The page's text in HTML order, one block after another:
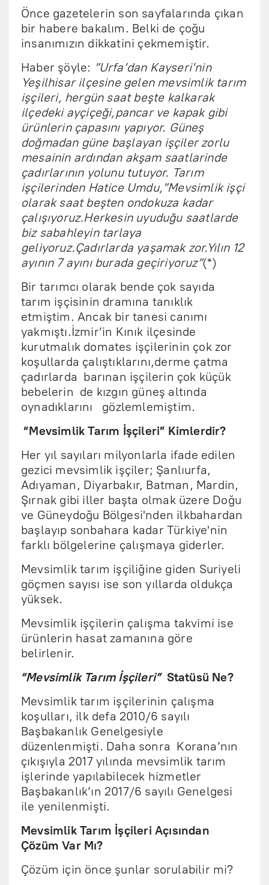
Önce gazetelerin son sayfalarında çıkan
bir habere bakalım. Belki de çoğu
insanımızın dikkatini çekmemiştir.
Haber şöyle: ”Urfa’dan Kayseri’nin
Yeşilhisar ilçesine gelen mevsimlik tarım
işçileri, hergün saat beşte kalkarak
ilçedeki ayçiçeği,pancar ve kapak gibi
ürünlerin çapasını yapıyor. Güneş
doğmadan güne başlayan işçiler zorlu
mesainin ardından akşam saatlarinde
çadırlarının yolunu tutuyor. Tarım
işçilerinden Hatice Umdu,”Mevsimlik işçi
olarak saat beşten ondokuza kadar
çalışıyoruz.Herkesin uyuduğu saatlarde
biz sabahleyin tarlaya
geliyoruz.Çadırlarda yaşamak zor.Yılın 12
ayının 7 ayını burada geçiriyoruz”(*)
Bir tarımcı olarak bende çok sayıda
tarım işçisinin dramına tanıklık
etmiştim. Ancak bir tanesi canımı
yakmıştı.İzmir’in Kınık ilçesinde
kurutmalık domates işçilerinin çok zor
koşullarda çalıştıklarını,derme çatma
çadırlarda barınan işçilerin çok küçük
bebelerin de kızgın güneş altında
oynadıklarını gözlemlemiştim.
“Mevsimlik Tarım İşçileri” Kimlerdir?
Her yıl sayıları milyonlarla ifade edilen
gezici mevsimlik işçiler; Şanlıurfa,
Adıyaman, Diyarbakır, Batman, Mardin,
Şırnak gibi iller başta olmak üzere Doğu
ve Güneydoğu Bölgesi'nden ilkbahardan
başlayıp sonbahara kadar Türkiye'nin
farklı bölgelerine çalışmaya giderler.
Mevsimlik tarım işçiliğine giden Suriyeli
göçmen sayısı ise son yıllarda oldukça
yüksek.
Mevsimlik işçilerin çalışma takvimi ise
ürünlerin hasat zamanına göre
belirlenir.
“Mevsimlik Tarım İşçileri”Statüsü Ne?
Mevsimlik tarım işçilerinin çalışma
koşulları, ilk defa 2010/6 sayılı
Başbakanlık Genelgesiyle
düzenlenmişti. Daha sonra Korana’nın
çıkışıyla 2017 yılında mevsimlik tarım
işlerinde yapılabilecek hizmetler
Başbakanlık’ın 2017/6 sayılı Genelgesi
ile yenilenmişti.
Mevsimlik Tarım İşçileri Açısından
Çözüm Var Mı?
Çözüm için önce şunlar sorulabilir mi?